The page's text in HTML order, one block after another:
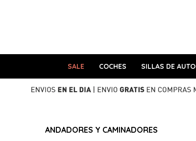
SALE COCHES SILLAS DE AUTO
ANDADORES Y CAMINADORES